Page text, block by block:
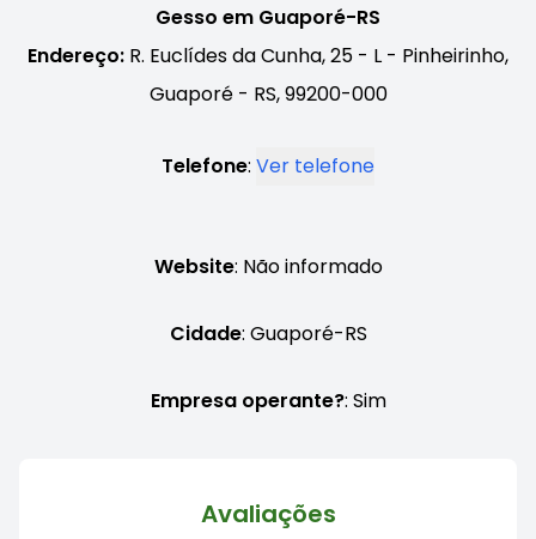
Gesso em Guaporé-RS
Endereço: R. Euclídes da Cunha, 25 - L - Pinheirinho,
Guaporé - RS, 99200-000
Telefone: Ver telefone
Website: Não informado
Cidade: Guaporé-RS
Empresa operante?: Sim
Avaliações